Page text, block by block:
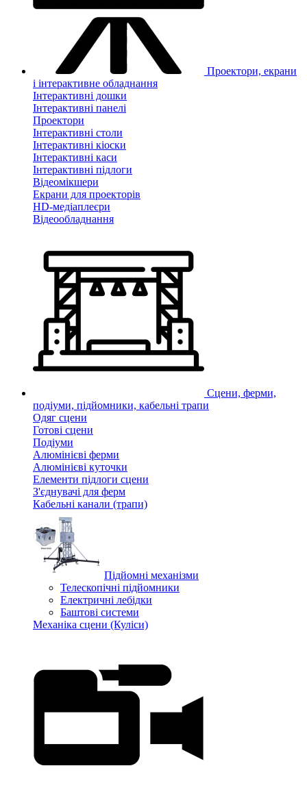
Проектори, екрани
і інтерактивне обладнання
Інтерактивні дошки
Інтерактивні панелі
Проектори
Інтерактивні столи
Інтерактивні кіоски
Інтерактивні каси
Інтерактивні підлоги
Відеомікшери
Екрани для проекторів
HD-медіаплеєри
Відеообладнання
Сцени, ферми,
подіуми, підйомники, кабельні трапи
Одяг сцени
Готові сцени
Подіуми
Алюмінієві ферми
Алюмінієві куточки
Елементи підлоги сцени
З'єднувачі для ферм
Кабельні канали (трапи)
Підйомні механізми
Телескопічні підйомники
Електричні лебідки
Баштові системи
Механіка сцени (Куліси)